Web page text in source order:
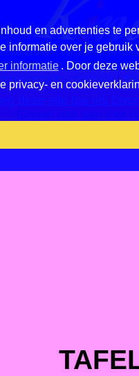
en advertenties te
informatie over je
informatie . Door deze
privacy- en/ pleinen|